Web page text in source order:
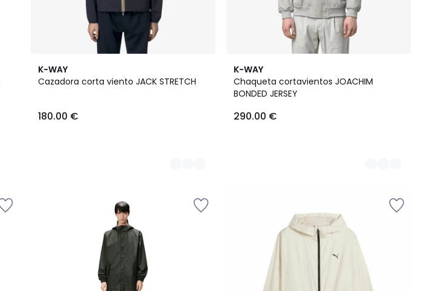
K-WAY
Cazadora corta viento JACK STRETCH
180.00 €
3
Colores
K-WAY
Chaqueta cortavientos JOACHIM
BONDED JERSEY
290.00 €
3
Colores